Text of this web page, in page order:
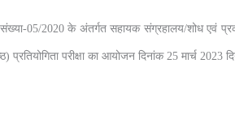
संख्या-05/2020 के अंतर्गत सहायक संग्रहालय/शोध एवं
परीक्षा का आयोजन दिनांक 25 मार्च 2023